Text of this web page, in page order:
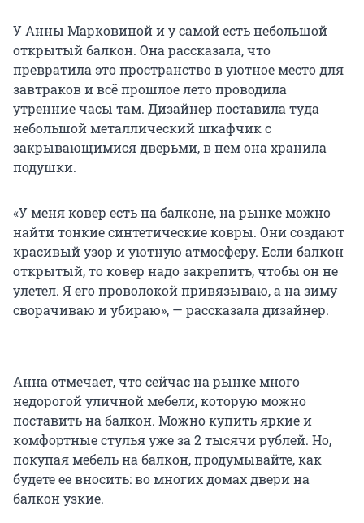
У Анны Марковиной и у самой есть небольшой
открытый балкон. Она рассказала, что
превратила это пространство в уютное место для
завтраков и всё прошлое лето проводила
утренние часы там. Дизайнер поставила туда
небольшой металлический шкафчик с
закрывающимися дверьми, в нем она хранила
подушки.
«У меня ковер есть на балконе, на рынке можно
найти тонкие синтетические ковры. Они создают
красивый узор и уютную атмосферу. Если балкон
открытый, то ковер надо закрепить, чтобы он не
улетел. Я его проволокой привязываю, а на зиму
сворачиваю и убираю», — рассказала дизайнер.
Анна отмечает, что сейчас на рынке много
недорогой уличной мебели, которую можно
поставить на балкон. Можно купить яркие и
комфортные стулья уже за 2 тысячи рублей. Но,
покупая мебель на балкон, продумывайте, как
будете ее вносить: во многих домах двери на
балкон узкие.